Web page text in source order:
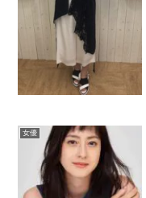
女優